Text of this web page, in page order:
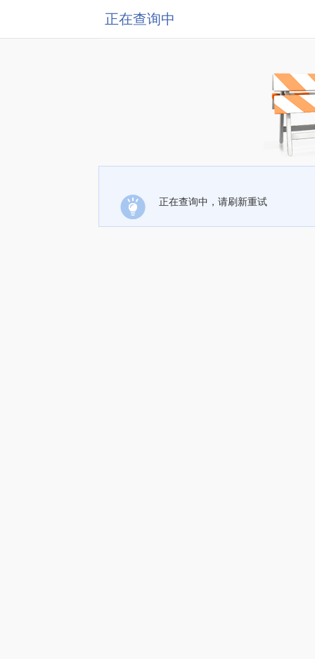
正在查询中
正在查询中，请刷新重试